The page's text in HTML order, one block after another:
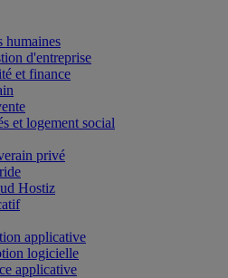
humaines
d'entreprise
et finance
et logement social
privé
Hostiz
applicative
logicielle
applicative